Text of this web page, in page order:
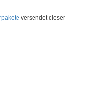
versendet dieser